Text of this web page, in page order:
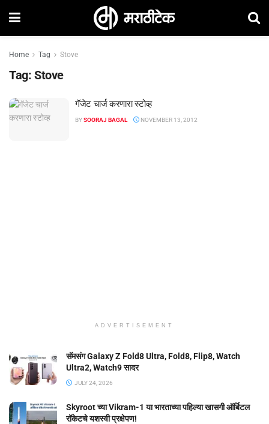
Home Tag Stove
Tag: Stove
गॅजेट चार्ज करणारा स्टोव्ह
BYSOORAJ BAGAL NOVEMBER 13, 2012
ADVERTISEMENT
सॅमसंग Galaxy Z Fold8 Ultra, Fold8, Flip8, Watch
Ultra2, Watch9 सादर
JULY 24, 2026
Skyroot च्या Vikram-1 या भारताच्या पहिल्या खासगी ऑर्बिटल
रॉकेटचे यशस्वी प्रक्षेपण!